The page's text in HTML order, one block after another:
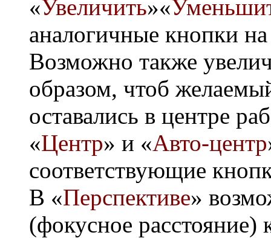
«Увеличить»«
аналогичные кнопки
Возможно также
образом, чтоб
оставались в центре
«Центр» и «Авто-центр
соответствующие
В «Перспективе»
(фокусное расстояние)